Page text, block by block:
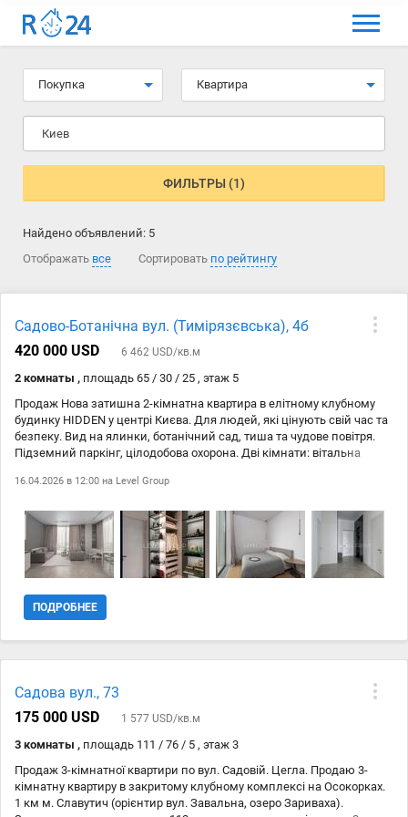
МЕНЮ
Выбрать язык
Избранные объявления
Комментарии к объявления
Как добавить объявление
Покупка Квартира
Киев
ФИЛЬТРЫ (1)
Найдено объявлений: 5
Отображать все Сортировать по рейтингу
Садово-Ботанічна вул. (Тимірязєвська), 4б
420 000 USD
6 462 USD/кв.м
2 комнаты , площадь 65 / 30 / 25 , этаж 5
Продаж Нова затишна 2-кімнатна квартира в елітному клубному
будинку HIDDEN у центрі Києва. Для людей, які цінують свій час та
безпеку. Вид на ялинки, ботанічний сад, тиша та чудове повітря.
Підземний паркінг, цілодобова охорона. Дві кімнати: вітальна
техніка, кондиціонери, стриманий мінімалістичний дизайн.
16.04.2026 в 12:00 на Level Group
ПОДРОБНЕЕ
Садова вул., 73
175 000 USD
1 577 USD/кв.м
3 комнаты , площадь 111 / 76 / 5 , этаж 3
Продаж 3-кімнатної квартири по вул. Садовій. Цегла. Продаю 3-
кімнатну квартиру в закритому клубному комплексі на Осокорках.
1 км м. Славутич (орієнтир вул. Завальна, озеро Зариваха).